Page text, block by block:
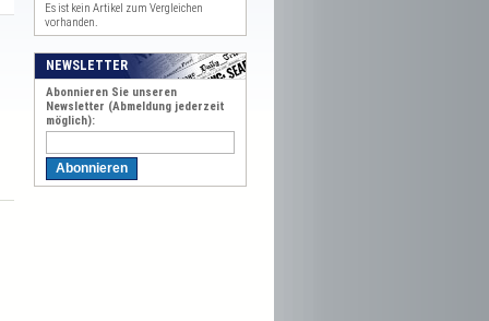
Es ist kein Artikel zum Vergleichen
vorhanden.
NEWSLETTER
Abonnieren Sie unseren
Newsletter (Abmeldung jederzeit
möglich):
Abonnieren